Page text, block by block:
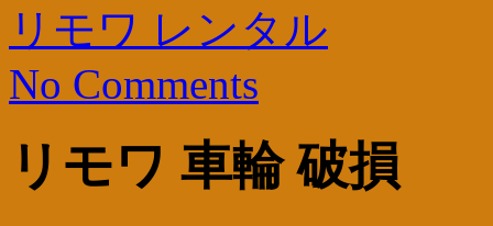
リモワ レンタル
No Comments
リモワ 車輪 破損